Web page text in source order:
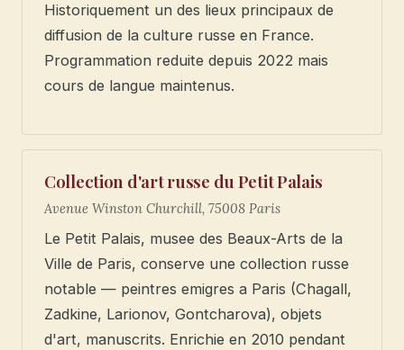
Historiquement un des lieux principaux de
diffusion de la culture russe en France.
Programmation reduite depuis 2022 mais
cours de langue maintenus.
Collection d'art russe du Petit Palais
Avenue Winston Churchill, 75008 Paris
Le Petit Palais, musee des Beaux-Arts de la
Ville de Paris, conserve une collection russe
notable — peintres emigres a Paris (Chagall,
Zadkine, Larionov, Gontcharova), objets
d'art, manuscrits. Enrichie en 2010 pendant